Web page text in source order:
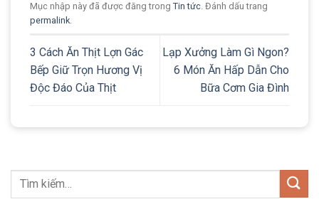
Mục nhập này đã được đăng trong Tin tức. Đánh dấu trang
permalink.
3 Cách Ăn Thịt Lợn Gác
Bếp Giữ Trọn Hương Vị
Độc Đáo Của Thịt
Lạp Xưởng Làm Gì Ngon?
6 Món Ăn Hấp Dẫn Cho
Bữa Cơm Gia Đình